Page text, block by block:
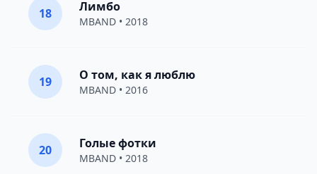
18 Лимбо
MBAND • 2018
19 О том, как я люблю
MBAND • 2016
20 Голые фотки
MBAND • 2018